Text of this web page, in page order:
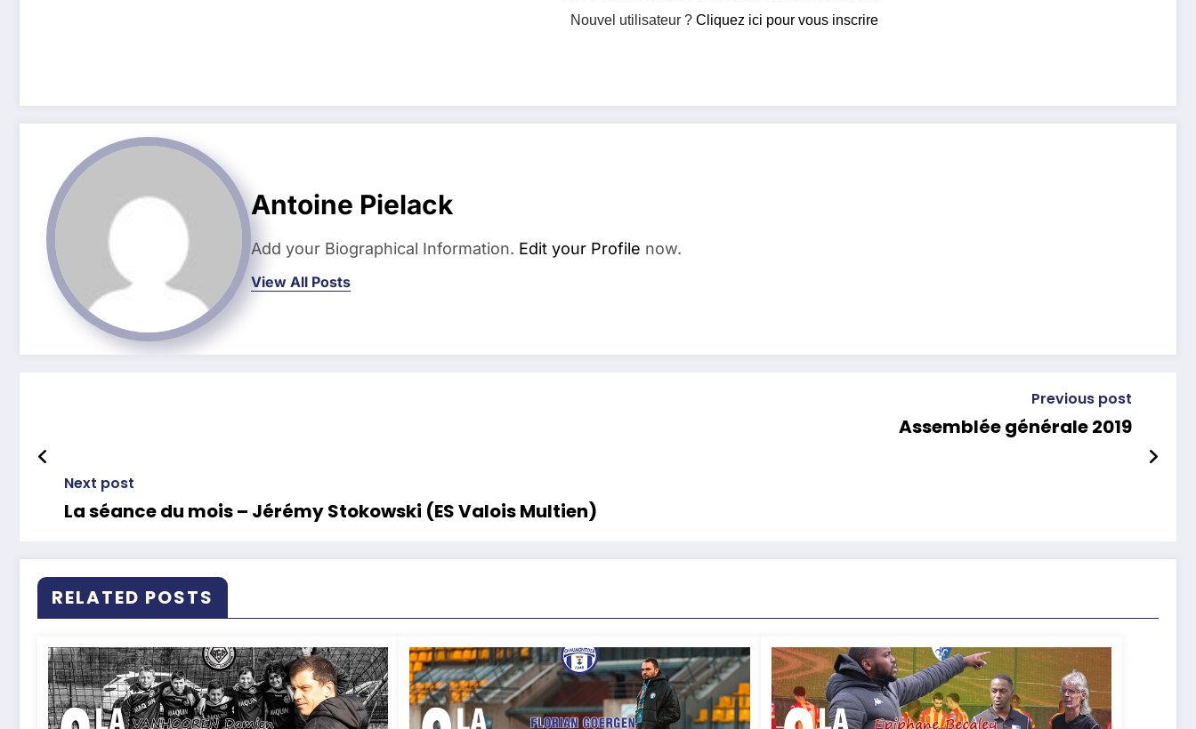
Nouvel utilisateur ? Cliquez ici pour vous inscrire
Antoine Pielack
Add your Biographical Information. Edit your Profile now.
View All Posts
Previous post
Assemblée générale 2019
Next post
La séance du mois – Jérémy Stokowski (ES Valois Multien)
RELATED POSTS